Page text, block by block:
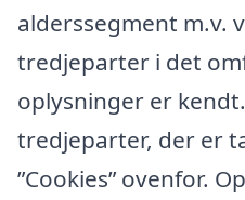
alderssegment m.v.
tredjeparter i det
oplysninger er
tredjeparter, der er
”Cookies” ovenfor.